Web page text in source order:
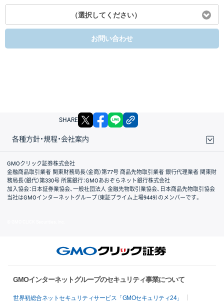
（選択してください）
お問い合わせ
SHARE X facebook
各種方針・規程・会社案内
取引規程・約款
サイトマップ
その他のご案内
個人情報保護方針
最良執行方針
サイトのご利用について
ディスクレイマー
信託保全
リスク説明
会社案内
GMOクリック証券株式会社
金融商品取引業者 関東財務局長（金商）第77号 商品先物取引業者 銀行代理業者 関東財
務局長（銀代）第330号 所属銀行：GMOあおぞらネット銀行株式会社
加入協会：日本証券業協会、一般社団法人 金融先物取引業協会、日本商品先物取引協会
当社はGMOインターネットグループ（東証プライム上場9449）のメンバーです。
GMOインターネットグループのセキュリティ事業について
世界初総合ネットセキュリティサービス「GMOセキュリティ24」